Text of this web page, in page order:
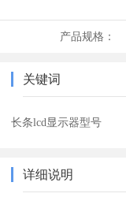
产品规格：
关键词
长条lcd显示器型号
详细说明